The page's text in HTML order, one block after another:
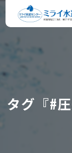
タグ『#